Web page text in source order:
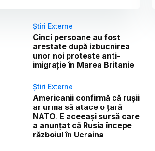
Știri Externe
Cinci persoane au fost
arestate după izbucnirea
unor noi proteste anti-
imigrație în Marea Britanie
Știri Externe
Americanii confirmă că rușii
ar urma să atace o țară
NATO. E aceeași sursă care
a anunțat că Rusia începe
războiul în Ucraina